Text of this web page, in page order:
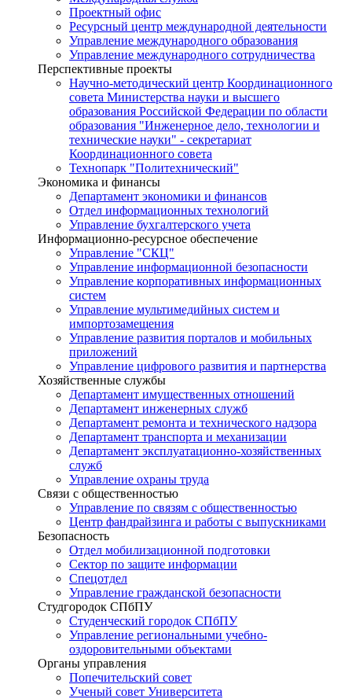
Проектный офис
Ресурсный центр международной деятельности
Управление международного образования
Управление международного сотрудничества
Перспективные проекты
Научно-методический центр Координационного
совета Министерства науки и высшего
образования Российской Федерации по области
образования "Инженерное дело, технологии и
технические науки" - секретариат
Координационного совета
Технопарк "Политехнический"
Экономика и финансы
Департамент экономики и финансов
Отдел информационных технологий
Управление бухгалтерского учета
Информационно-ресурсное обеспечение
Управление "СКЦ"
Управление информационной безопасности
Управление корпоративных информационных
систем
Управление мультимедийных систем и
импортозамещения
Управление развития порталов и мобильных
приложений
Управление цифрового развития и партнерства
Хозяйственные службы
Департамент имущественных отношений
Департамент инженерных служб
Департамент ремонта и технического надзора
Департамент транспорта и механизации
Департамент эксплуатационно-хозяйственных
служб
Управление охраны труда
Связи с общественностью
Управление по связям с общественностью
Центр фандрайзинга и работы с выпускниками
Безопасность
Отдел мобилизационной подготовки
Сектор по защите информации
Спецотдел
Управление гражданской безопасности
Студгородок СПбПУ
Студенческий городок СПбПУ
Управление региональными учебно-
оздоровительными объектами
Органы управления
Попечительский совет
Ученый совет Университета